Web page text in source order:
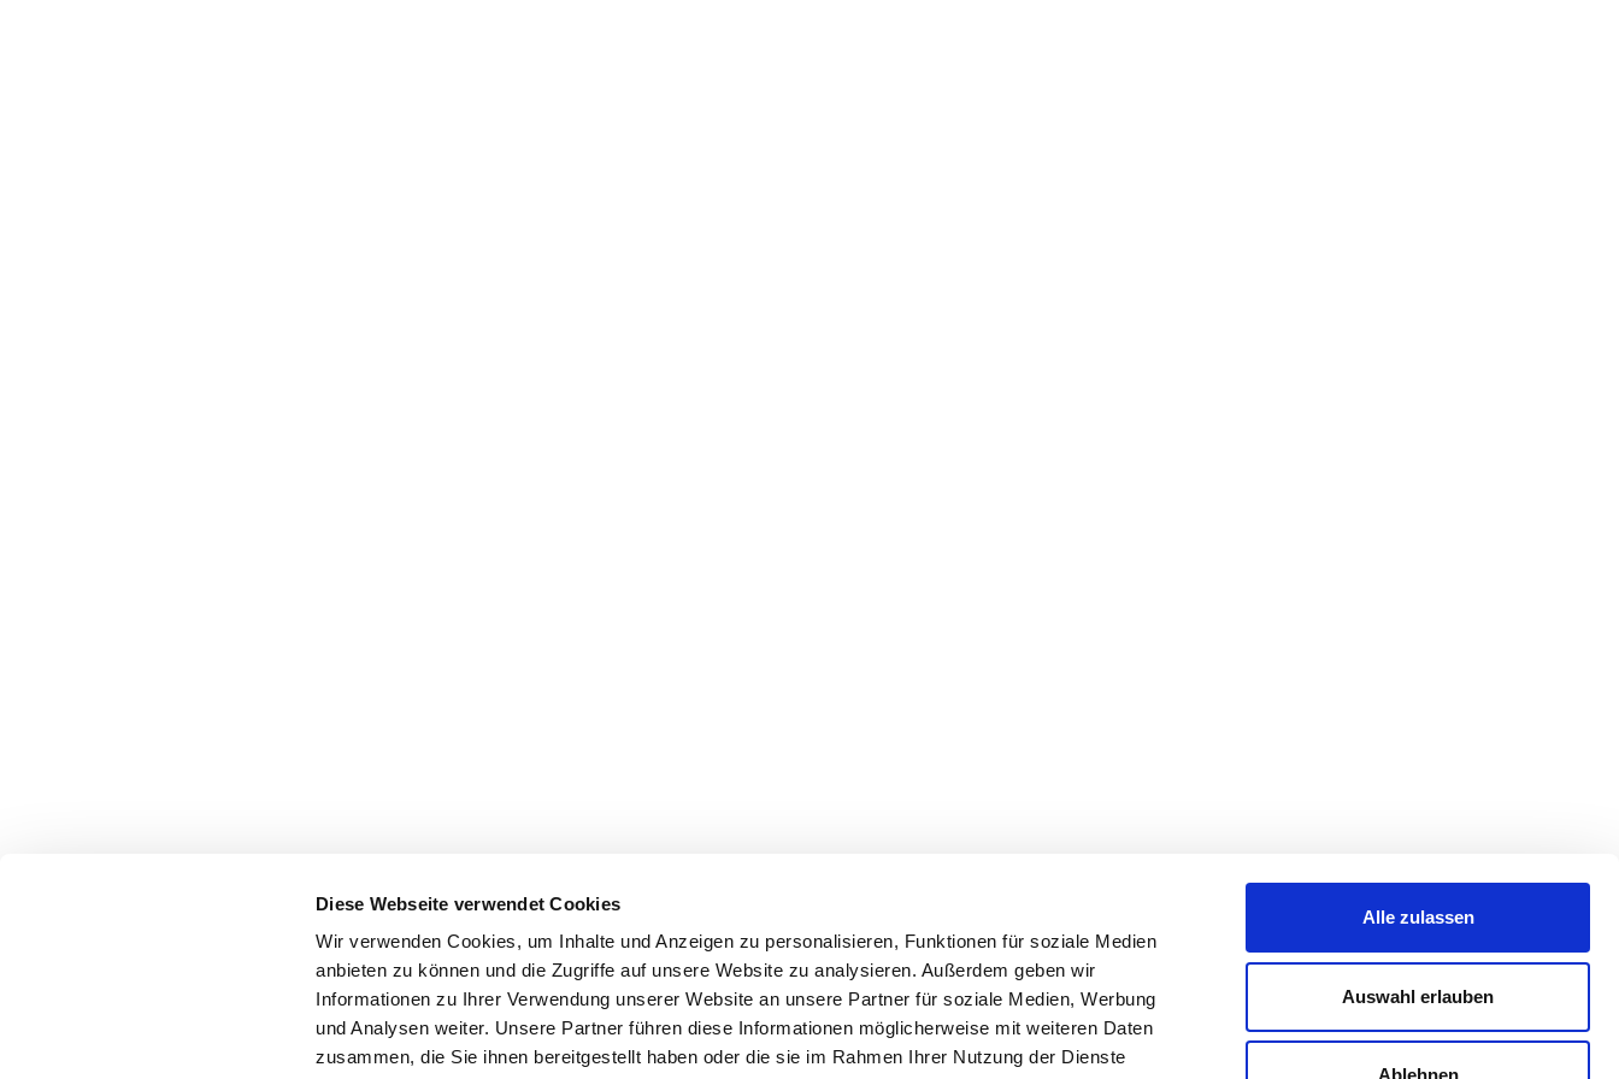
Diese Webseite verwendet Cookies
Wir verwenden Cookies, um Inhalte und Anzeigen zu personalisieren, Funktionen für soziale Medien
anbieten zu können und die Zugriffe auf unsere Website zu analysieren. Außerdem geben wir
Informationen zu Ihrer Verwendung unserer Website an unsere Partner für soziale Medien, Werbung
und Analysen weiter. Unsere Partner führen diese Informationen möglicherweise mit weiteren Daten
zusammen, die Sie ihnen bereitgestellt haben oder die sie im Rahmen Ihrer Nutzung der Dienste
Alle zulassen
Auswahl erlauben
Ablehnen